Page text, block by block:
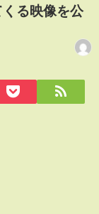
る映像を公